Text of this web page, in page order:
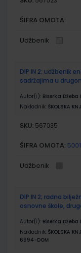
ŠIFRA OMOTA:
Udžbenik
DIP IN 2; udžbenik
sadržajima u
Autor(i): Biserka
Nakladnik: ŠKOLSKA
SKU: 567035
ŠIFRA OMOTA:
Udžbenik
DIP IN 2; radna
osnovne škole,
Autor(i): Biserka
Nakladnik: ŠKOLSKA
6994-DOM